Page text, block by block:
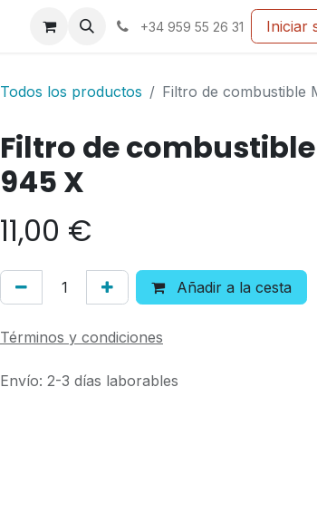
+34 959 55 26 31 Iniciar
Todos los productos Filtro de combustible
Filtro de combustible
945 X
11,00 €
Añadir a la cesta
Términos y condiciones
Envío: 2-3 días laborables